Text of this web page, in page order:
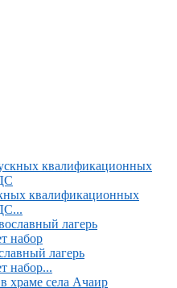
квалификационных
лагерь
набор...